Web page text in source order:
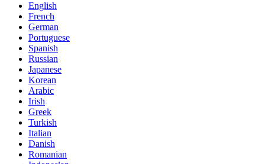
English
French
German
Portuguese
Spanish
Russian
Japanese
Korean
Arabic
Irish
Greek
Turkish
Italian
Danish
Romanian